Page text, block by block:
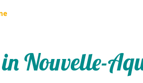
Nouvelle-